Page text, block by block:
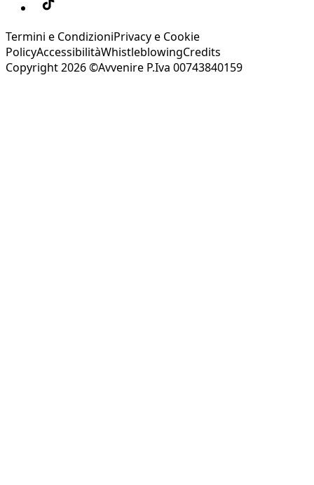
Termini e CondizioniPrivacy e Cookie
PolicyAccessibilitàWhistleblowingCredits
Copyright 2026 ©Avvenire P.Iva 00743840159